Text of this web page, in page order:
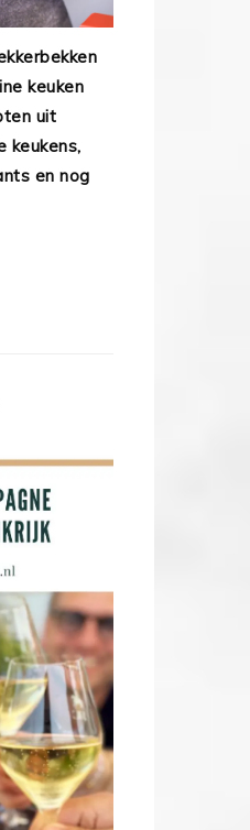
keuken
uit
keukens,
en nog